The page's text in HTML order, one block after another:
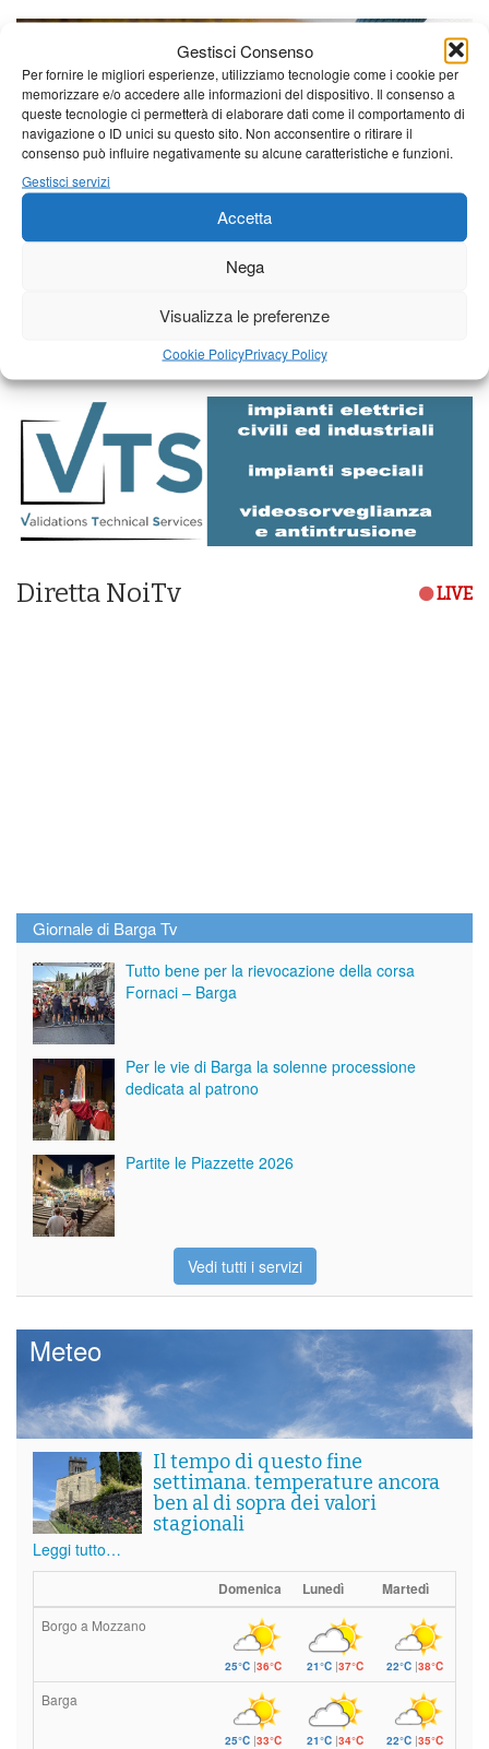
Gestisci Consenso
Per fornire le migliori esperienze, utilizziamo tecnologie come i cookie per
memorizzare e/o accedere alle informazioni del dispositivo. Il consenso a
queste tecnologie ci permetterà di elaborare dati come il comportamento di
navigazione o ID unici su questo sito. Non acconsentire o ritirare il
consenso può influire negativamente su alcune caratteristiche e funzioni.
Gestisci servizi
Accetta
Nega
Visualizza le preferenze
Cookie PolicyPrivacy Policy
Diretta NoiTv LIVE
Giornale di Barga Tv
Tutto bene per la rievocazione della corsa
Fornaci – Barga
Per le vie di Barga la solenne processione
dedicata al patrono
Partite le Piazzette 2026
Vedi tutti i servizi
Meteo
Il tempo di questo fine
settimana. temperature ancora
ben al di sopra dei valori
stagionali
Leggi tutto…
Domenica Lunedì Martedì
Borgo a Mozzano
25°C|36°C 21°C|37°C 22°C |38°C
Barga
25°C|33°C 21°C|34°C 22°C |35°C